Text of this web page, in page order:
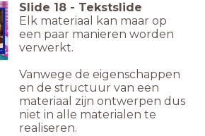
Slide 18 - Tekstslide
Elk materiaal kan maar op
een paar manieren worden
verwerkt.
Vanwege de eigenschappen
en de structuur van een
materiaal zijn ontwerpen dus
niet in alle materialen te
realiseren.